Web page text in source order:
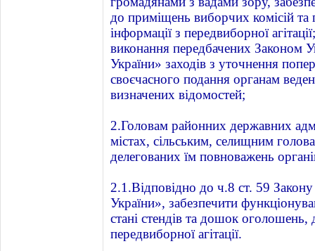
до приміщень виборчих комісій
інформації з передвиборної агітації;
виконання передбачених Законом
України» заходів з уточнення
своєчасного подання органам
визначених відомостей;
2.Головам районних державних
містах, сільським, селищним
делегованих їм повноважень
2.1.Відповідно до ч.8 ст. 59
України», забезпечити
стані стендів та дошок оголошень,
передвиборної агітації.